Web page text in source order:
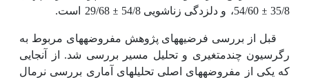
35/8
± و دلزدگی زناشویی 54/8 ± است.
قبل از بررسی فرضیه­های پژوهش مفروضه­های مربوط به
رگرسیون چندمتغیری و تحلیل مسیر بررسی شد. از آنجایی
که یکی از مفروضه­های اصلی تحلیل­های آماری بررسی نرمال